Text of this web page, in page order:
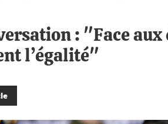
: "Face
l’égalité"